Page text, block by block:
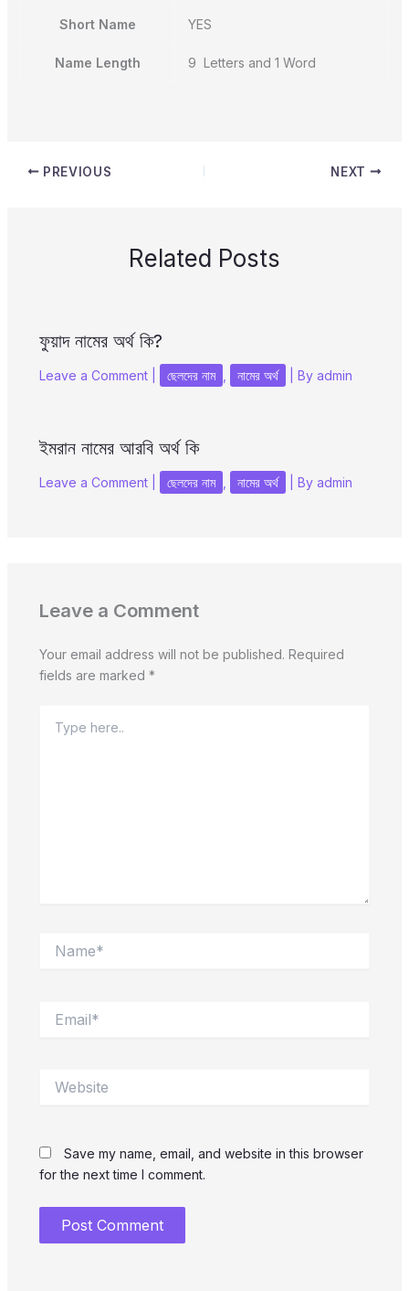
Short Name YES
Name Length 9 Letters and 1 Word
PREVIOUS NEXT
Related Posts
ফুয়াদ নামের অর্থ কি?
Leave a Comment ছেলদের নাম নামের অর্থ | By admin
ইমরান নামের আরবি অর্থ কি
Leave a Comment ছেলদের নাম নামের অর্থ | By admin
Leave a Comment
Your email address will not be published. Required
fields are marked *
here..
Save my name, email, and website in this browser
for the next time I comment.